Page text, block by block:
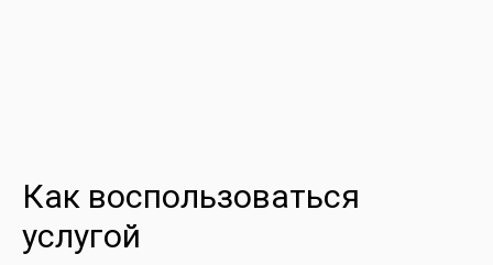
Как воспользоваться
услугой